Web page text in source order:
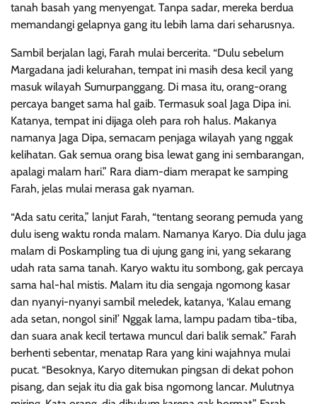
tanah basah yang menyengat. Tanpa sadar, mereka berdua
memandangi gelapnya gang itu lebih lama dari seharusnya.
Sambil berjalan lagi, Farah mulai bercerita. “Dulu sebelum
Margadana jadi kelurahan, tempat ini masih desa kecil yang
masuk wilayah Sumurpanggang. Di masa itu, orang-orang
percaya banget sama hal gaib. Termasuk soal Jaga Dipa ini.
Katanya, tempat ini dijaga oleh para roh halus. Makanya
namanya Jaga Dipa, semacam penjaga wilayah yang nggak
kelihatan. Gak semua orang bisa lewat gang ini sembarangan,
apalagi malam hari.” Rara diam-diam merapat ke samping
Farah, jelas mulai merasa gak nyaman.
“Ada satu cerita,” lanjut Farah, “tentang seorang pemuda yang
dulu iseng waktu ronda malam. Namanya Karyo. Dia dulu jaga
malam di Poskampling tua di ujung gang ini, yang sekarang
udah rata sama tanah. Karyo waktu itu sombong, gak percaya
sama hal-hal mistis. Malam itu dia sengaja ngomong kasar
dan nyanyi-nyanyi sambil meledek, katanya, ‘Kalau emang
ada setan, nongol sini!’ Nggak lama, lampu padam tiba-tiba,
dan suara anak kecil tertawa muncul dari balik semak.” Farah
berhenti sebentar, menatap Rara yang kini wajahnya mulai
pucat. “Besoknya, Karyo ditemukan pingsan di dekat pohon
pisang, dan sejak itu dia gak bisa ngomong lancar. Mulutnya